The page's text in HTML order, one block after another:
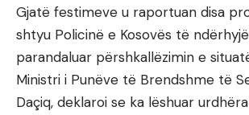
Gjatë festimeve u raportuan disa
shtyu Policinë e Kosovës të
parandaluar përshkallëzimin e
Ministri i Punëve të Brendshme të
Daçiq, deklaroi se ka lëshuar